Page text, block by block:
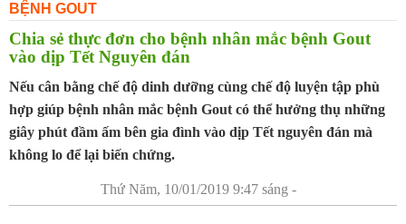
BỆNH GOUT
Chia sẻ thực đơn cho bệnh nhân mắc bệnh Gout
vào dịp Tết Nguyên đán
Nếu cân bằng chế độ dinh dưỡng cùng chế độ luyện tập phù
hợp giúp bệnh nhân mắc bệnh Gout có thể hưởng thụ những
giây phút đầm ấm bên gia đình vào dịp Tết nguyên đán mà
không lo để lại biến chứng.
Thứ Năm, 10/01/2019 9:47 sáng -